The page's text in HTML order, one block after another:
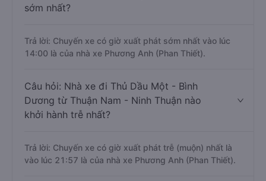
sớm nhất?
Trả lời: Chuyến xe có giờ xuất phát sớm nhất vào lúc
14:00 là của nhà xe Phương Anh (Phan Thiết).
Câu hỏi: Nhà xe đi Thủ Dầu Một - Bình
Dương từ Thuận Nam - Ninh Thuận nào
khởi hành trễ nhất?
Trả lời: Chuyến xe có giờ xuất phát trễ (muộn) nhất là
vào lúc 21:57 là của nhà xe Phương Anh (Phan Thiết).